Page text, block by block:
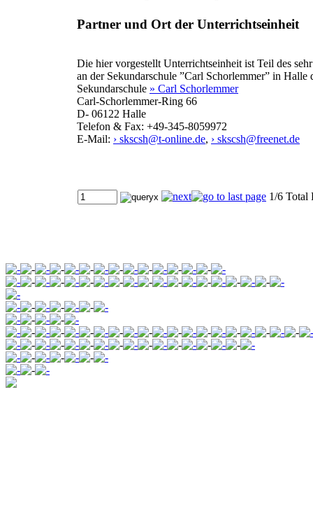
Partner und Ort der Unterrichtseinheit
Die hier vorgestellt Unterrichtseinheit ist Teil des
an der Sekundarschule ”Carl Schorlemmer” in
Sekundarschule » Carl Schorlemmer
Carl-Schorlemmer-Ring 66
D- 06122 Halle
Telefon & Fax: +49-345-8059972
E-Mail: › skscsh@t-online.de, › skscsh@freenet.de
1/6 Total